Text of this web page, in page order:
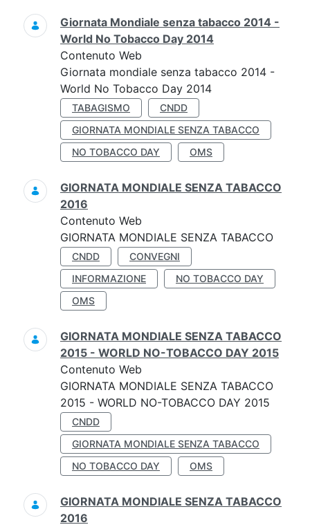
Giornata Mondiale senza tabacco 2014 -
World No Tobacco Day 2014
Contenuto Web
Giornata mondiale senza tabacco 2014 -
World No Tobacco Day 2014
TABAGISMO
CNDD
GIORNATA MONDIALE SENZA TABACCO
NO TOBACCO DAY
OMS
GIORNATA MONDIALE SENZA TABACCO
2016
Contenuto Web
GIORNATA MONDIALE SENZA TABACCO
CNDD
CONVEGNI
INFORMAZIONE
NO TOBACCO DAY
OMS
GIORNATA MONDIALE SENZA TABACCO
2015 - WORLD NO-TOBACCO DAY 2015
Contenuto Web
GIORNATA MONDIALE SENZA TABACCO
2015 - WORLD NO-TOBACCO DAY 2015
CNDD
GIORNATA MONDIALE SENZA TABACCO
NO TOBACCO DAY
OMS
GIORNATA MONDIALE SENZA TABACCO
2016